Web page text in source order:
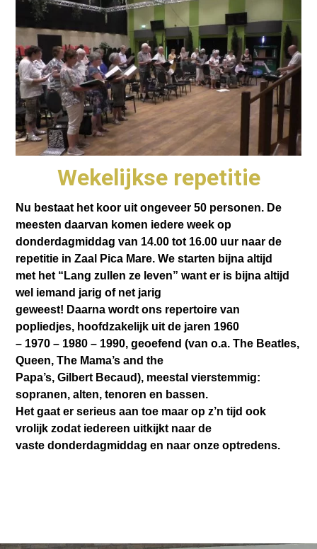
Wekelijkse repetitie
Nu bestaat het koor uit ongeveer 50 personen. De
meesten daarvan komen iedere week op
donderdagmiddag van 14.00 tot 16.00 uur naar de
repetitie in Zaal Pica Mare. We starten bijna altijd
met het “Lang zullen ze leven” want er is bijna altijd
wel iemand jarig of net jarig
geweest! Daarna wordt ons repertoire van
popliedjes, hoofdzakelijk uit de jaren 1960
– 1970 – 1980 – 1990, geoefend (van o.a. The Beatles,
Queen, The Mama’s and the
Papa’s, Gilbert Becaud), meestal vierstemmig:
sopranen, alten, tenoren en bassen.
Het gaat er serieus aan toe maar op z’n tijd ook
vrolijk zodat iedereen uitkijkt naar de
vaste donderdagmiddag en naar onze optredens.